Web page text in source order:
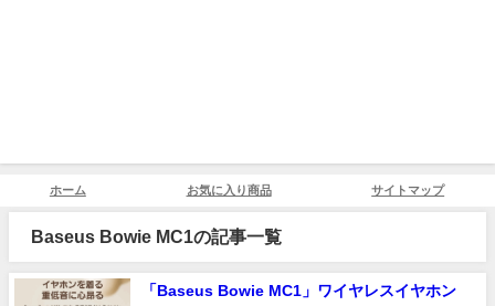
ホーム お気に入り商品 サイトマップ
Baseus Bowie MC1の記事一覧
「Baseus Bowie MC1」ワイヤレスイヤホン